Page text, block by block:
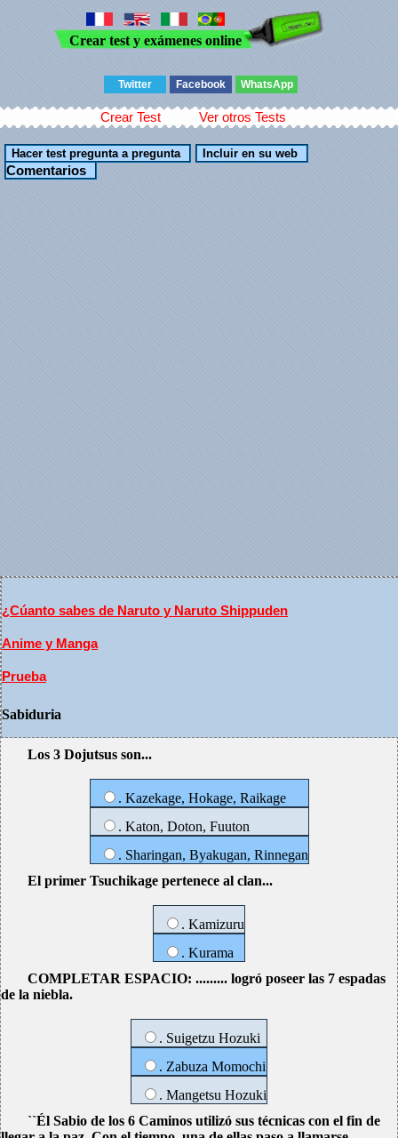
Crear test y exámenes online
Twitter Facebook WhatsApp
Crear Test Ver otros Tests
Comentarios
¿Cúanto sabes de Naruto y Naruto Shippuden
Anime y Manga
Prueba
Sabiduria
Los 3 Dojutsus son...
. Kazekage, Hokage, Raikage
. Katon, Doton, Fuuton
. Sharingan, Byakugan, Rinnegan
El primer Tsuchikage pertenece al clan...
. Kamizuru
. Kurama
COMPLETAR ESPACIO: ......... logró poseer las 7 espadas
de la niebla.
. Suigetzu Hozuki
. Zabuza Momochi
. Mangetsu Hozuki
``Él Sabio de los 6 Caminos utilizó sus técnicas con el fin de